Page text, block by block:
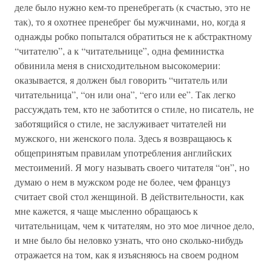
деле было нужно кем-то пренебрегать (к счастью, это не
так), то я охотнее пренебрег бы мужчинами, но, когда я
однажды робко попытался обратиться не к абстрактному
“читателю”, а к “читательнице”, одна феминистка
обвинила меня в снисходительном высокомерии:
оказывается, я должен был говорить “читатель или
читательница”, “он или она”, “его или ее”. Так легко
рассуждать тем, кто не заботится о стиле, но писатель, не
заботящийся о стиле, не заслуживает читателей ни
мужского, ни женского пола. Здесь я возвращаюсь к
общепринятым правилам употребления английских
местоимений. Я могу называть своего читателя “он”, но
думаю о нем в мужском роде не более, чем француз
считает свой стол женщиной. В действительности, как
мне кажется, я чаще мысленно обращаюсь к
читательницам, чем к читателям, но это мое личное дело,
и мне было бы неловко узнать, что оно сколько-нибудь
отражается на том, как я изъясняюсь на своем родном